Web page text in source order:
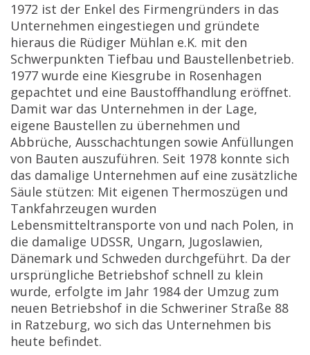
1972 ist der Enkel des Firmengründers in das
Unternehmen eingestiegen und gründete
hieraus die Rüdiger Mühlan e.K. mit den
Schwerpunkten Tiefbau und Baustellenbetrieb.
1977 wurde eine Kiesgrube in Rosenhagen
gepachtet und eine Baustoffhandlung eröffnet.
Damit war das Unternehmen in der Lage,
eigene Baustellen zu übernehmen und
Abbrüche, Ausschachtungen sowie Anfüllungen
von Bauten auszuführen. Seit 1978 konnte sich
das damalige Unternehmen auf eine zusätzliche
Säule stützen: Mit eigenen Thermoszügen und
Tankfahrzeugen wurden
Lebensmitteltransporte von und nach Polen, in
die damalige UDSSR, Ungarn, Jugoslawien,
Dänemark und Schweden durchgeführt. Da der
ursprüngliche Betriebshof schnell zu klein
wurde, erfolgte im Jahr 1984 der Umzug zum
neuen Betriebshof in die Schweriner Straße 88
in Ratzeburg, wo sich das Unternehmen bis
heute befindet.